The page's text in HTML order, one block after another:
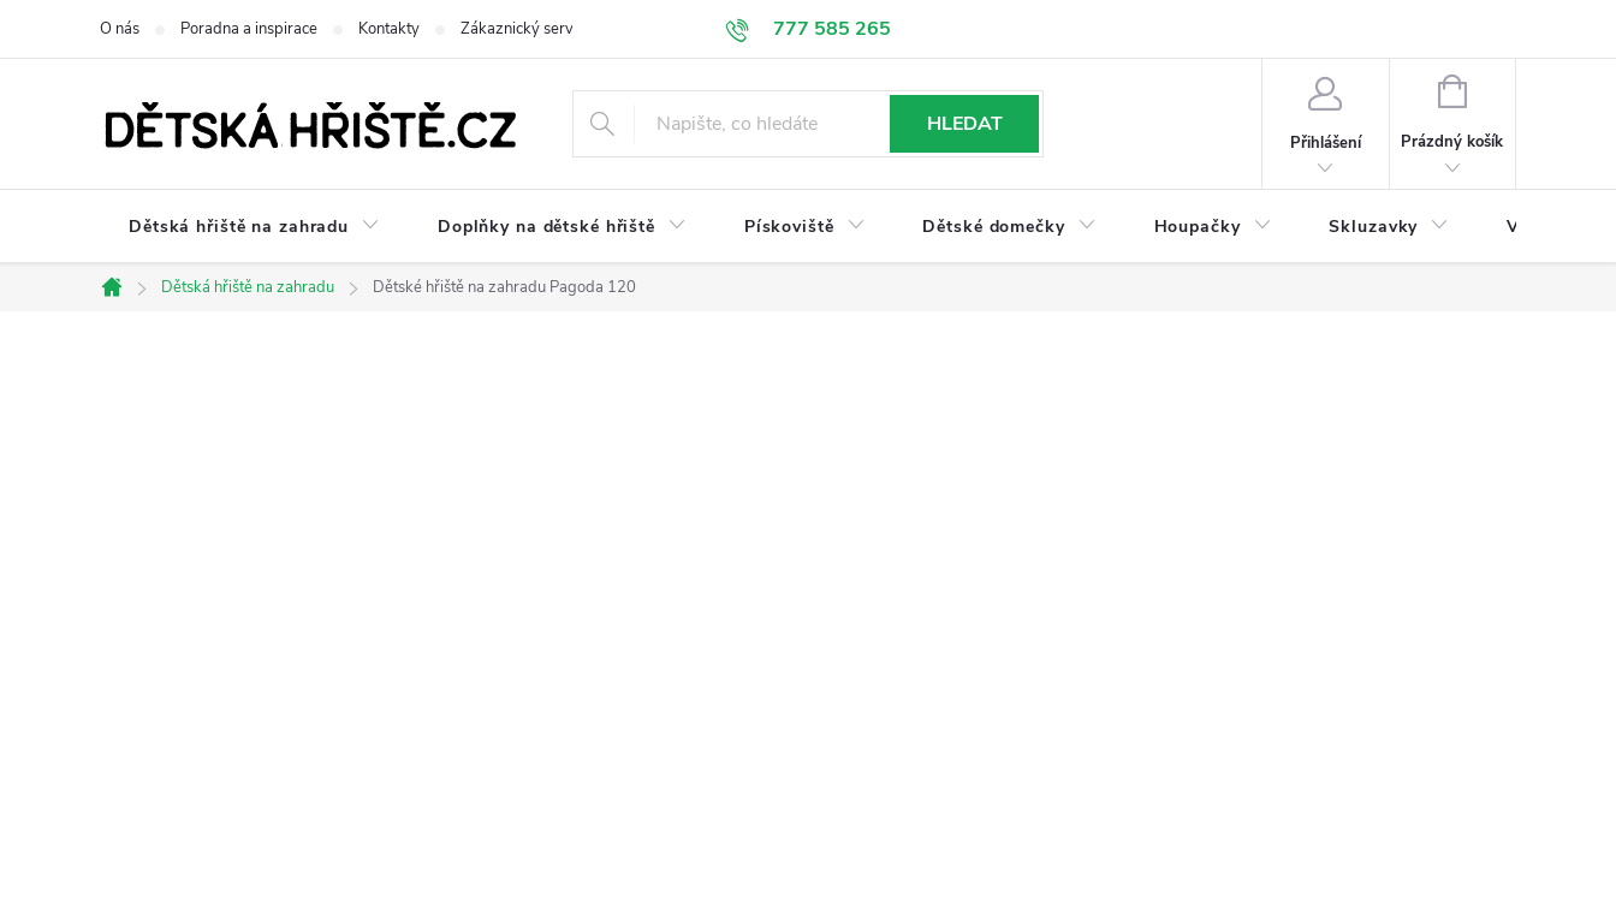
777 585 265
O nás Poradna a inspirace Kontakty Zákaznický servis Doprava a platba Obchodní podmínky
HLEDAT
Přihlášení
NÁKUPNÍ
Prázdný košík
Dětská hřiště na zahradu Doplňky na dětské hřiště Pískoviště Dětské domečky Houpačky Skluzavky Veřejná
Domů
Dětská hřiště na zahradu Dětské hřiště na zahradu Pagoda 120